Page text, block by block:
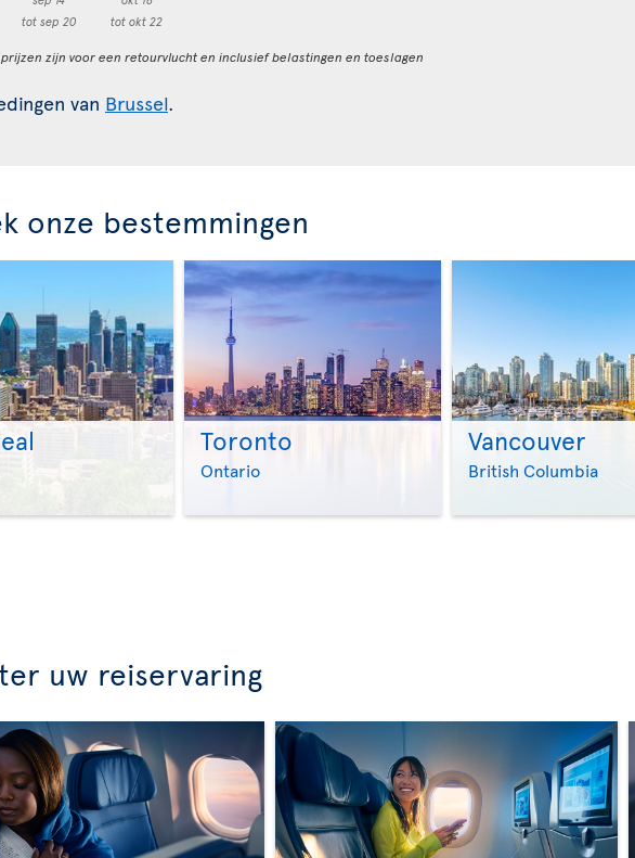
tot sep 20
tot okt 22
zijn voor een retourvlucht en inclusief belastingen en toeslagen
van Brussel.
onze bestemmingen
>
Toronto
Ontario >
Vancouver
British Columbia
uw reiservaring